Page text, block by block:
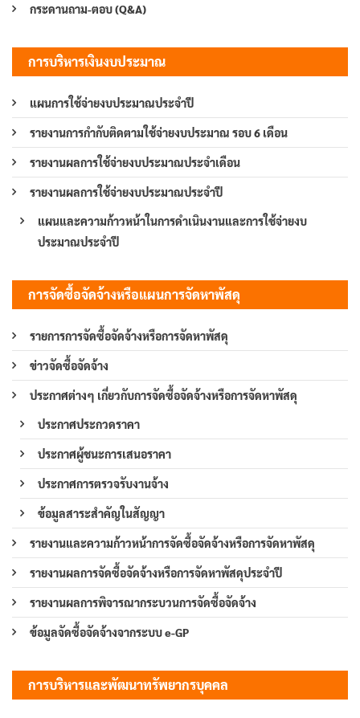
กระดานถาม-ตอบ (Q&A)
การบริหารเงินงบประมาณ
แผนการใช้จ่ายงบประมาณประจำปี
รายงานการกำกับติดตามใช้จ่ายงบประมาณ รอบ 6 เดือน
รายงานผลการใช้จ่ายงบประมาณประจำเดือน
รายงานผลการใช้จ่ายงบประมาณประจำปี
แผนและความก้าวหน้าในการดำเนินงานและการใช้จ่ายงบ
ประมาณประจำปี
การจัดซื้อจัดจ้างหรือแผนการจัดหาพัสดุ
รายการการจัดซื้อจัดจ้างหรือการจัดหาพัสดุ
ข่าวจัดซื้อจัดจ้าง
ประกาศต่างๆ เกี่ยวกับการจัดซื้อจัดจ้างหรือการจัดหาพัสดุ
ประกาศประกวดราคา
ประกาศผู้ชนะการเสนอราคา
ประกาศการตรวจรับงานจ้าง
ข้อมูลสาระสำคัญในสัญญา
รายงานและความก้าวหน้าการจัดซื้อจัดจ้างหรือการจัดหาพัสดุ
รายงานผลการจัดซื้อจัดจ้างหรือการจัดหาพัสดุประจำปี
รายงานผลการพิจารณากระบวนการจัดซื้อจัดจ้าง
ข้อมูลจัดซื้อจัดจ้างจากระบบ e-GP
การบริหารและพัฒนาทรัพยากรบุคคล